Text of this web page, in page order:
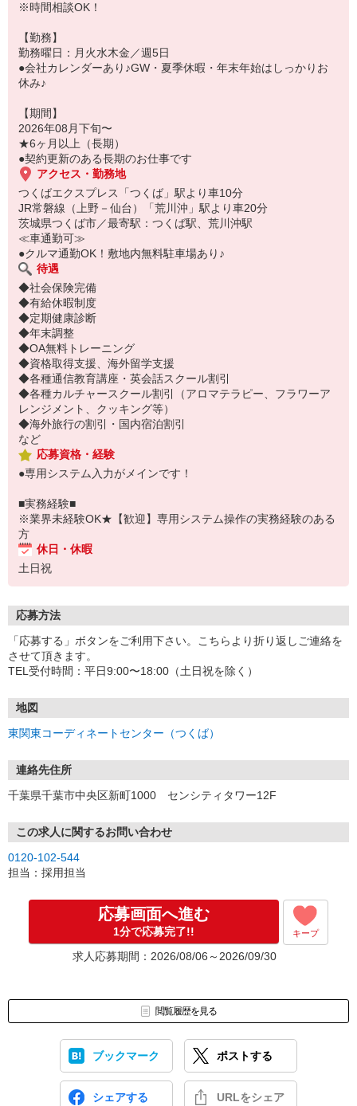
※時間相談OK！
【勤務】
勤務曜日：月火水木金／週5日
●会社カレンダーあり♪GW・夏季休暇・年末年始はしっかりお
休み♪
【期間】
2026年08月下旬〜
★6ヶ月以上（長期）
●契約更新のある長期のお仕事です
アクセス・勤務地
つくばエクスプレス「つくば」駅より車10分
JR常磐線（上野－仙台）「荒川沖」駅より車20分
茨城県つくば市／最寄駅：つくば駅、荒川沖駅
≪車通勤可≫
●クルマ通勤OK！敷地内無料駐車場あり♪
待遇
◆社会保険完備
◆有給休暇制度
◆定期健康診断
◆年末調整
◆OA無料トレーニング
◆資格取得支援、海外留学支援
◆各種通信教育講座・英会話スクール割引
◆各種カルチャースクール割引（アロマテラピー、フラワーア
レンジメント、クッキング等）
◆海外旅行の割引・国内宿泊割引
など
応募資格・経験
●専用システム入力がメインです！
■実務経験■
※業界未経験OK★【歓迎】専用システム操作の実務経験のある
方
休日・休暇
土日祝
応募方法
「応募する」ボタンをご利用下さい。こちらより折り返しご連絡を
させて頂きます。
TEL受付時間：平日9:00〜18:00（土日祝を除く）
地図
東関東コーディネートセンター（つくば）
連絡先住所
千葉県千葉市中央区新町1000 センシティタワー12F
この求人に関するお問い合わせ
0120-102-544
担当：採用担当
応募画面へ進む
1分で応募完了!! キープ
求人応募期間：2026/08/06～2026/09/30
閲覧履歴を見る
ブックマーク ポストする
シェアする URLをシェア